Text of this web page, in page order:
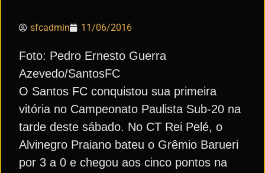
sfcadmin 11/06/2016
Foto: Pedro Ernesto Guerra
Azevedo/SantosFC
O Santos FC conquistou sua primeira
vitória no Campeonato Paulista Sub-20 na
tarde deste sábado. No CT Rei Pelé, o
Alvinegro Praiano bateu o Grêmio Barueri
por 3 a 0 e chegou aos cinco pontos na